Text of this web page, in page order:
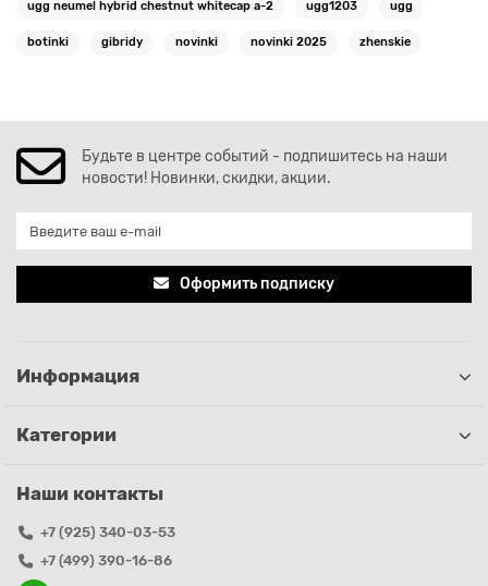
ugg neumel hybrid chestnut whitecap a-2 ugg1203 ugg
botinki gibridy novinki novinki 2025 zhenskie
Будьте в центре событий - подпишитесь на наши
новости! Новинки, скидки, акции.
Оформить подписку
Информация
Категории
Наши контакты
+7 (925) 340-03-53
+7 (499) 390-16-86